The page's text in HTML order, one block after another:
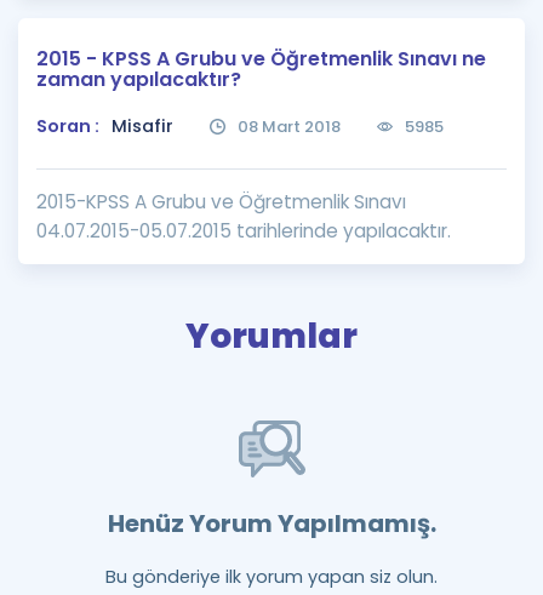
Puan Hesaplama
Rehberlik Aracı
ÖSYM Sınav Takvimi
Kampanyalar
İngilizce Gramer
2015 - KPSS A Grubu ve Öğretmenlik Sınavı ne
zaman yapılacaktır?
Soran : Misafir 08 Mart 2018 5985
2015-KPSS A Grubu ve Öğretmenlik Sınavı
04.07.2015-05.07.2015 tarihlerinde yapılacaktır.
Yorumlar
Henüz Yorum Yapılmamış.
Bu gönderiye ilk yorum yapan siz olun.